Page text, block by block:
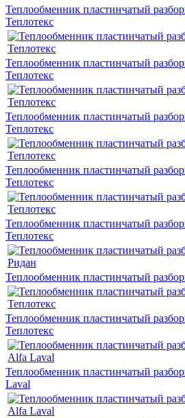
Теплообменник пластинчатый
Теплотекс
Теплообменник пластинчатый
Теплотекс
Теплообменник пластинчатый
Теплотекс
Теплообменник пластинчатый
Теплотекс
Теплообменник пластинчатый
Теплотекс
Теплообменник пластинчатый
Теплообменник пластинчатый
Теплотекс
Теплообменник пластинчатый
Laval